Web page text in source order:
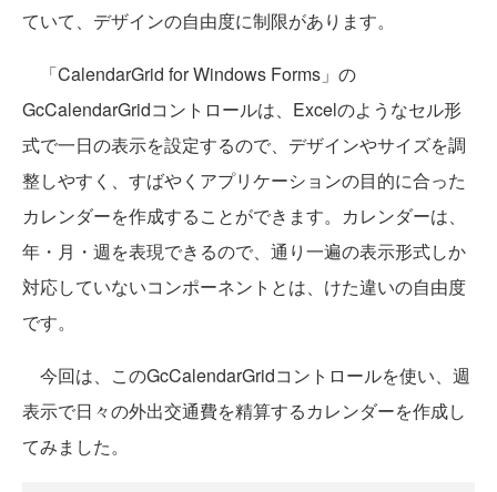
ていて、デザインの自由度に制限があります。
「CalendarGrid for Windows Forms」の
GcCalendarGridコントロールは、Excelのようなセル形
式で一日の表示を設定するので、デザインやサイズを調
整しやすく、すばやくアプリケーションの目的に合った
カレンダーを作成することができます。カレンダーは、
年・月・週を表現できるので、通り一遍の表示形式しか
対応していないコンポーネントとは、けた違いの自由度
です。
今回は、このGcCalendarGridコントロールを使い、週
表示で日々の外出交通費を精算するカレンダーを作成し
てみました。